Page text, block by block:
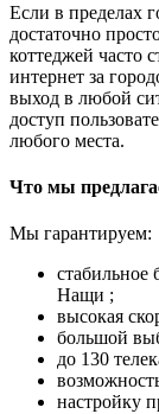
Если в пределах
достаточно
коттеджей часто
интернет за
выход в любой
доступ
любого места.
Что мы
Мы гарантируем:
стабильное
Нащи ;
высокая
большой
до 130
настройку